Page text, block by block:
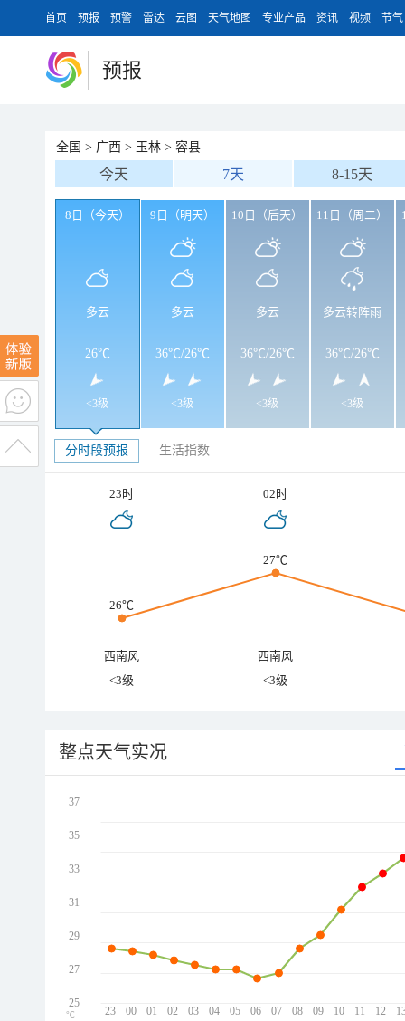
首页 预报 预警 雷达 云图 天气地图 专业产品 资讯 视频 节气
预报
全国 > 广西 > 玉林 > 容县
今天 7天 8-15天
8日（今天）
多云
26℃
<3级
9日（明天）
多云
36℃/26℃
<3级
10日（后天）
多云
36℃/26℃
<3级
11日（周二）
多云转阵雨
36℃/26℃
<3级
分时段预报 生活指数
23时 02时
26℃
27℃
西南风
西南风
<3级
<3级
整点天气实况
23 00 01 02 03 04 05 06 07 08 09 10 11 12
37
35
33
31
29
27
25
℃